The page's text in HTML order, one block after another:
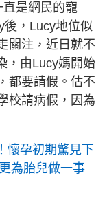
是網民的寵
後，Lucy地位似
關注，近日就不
，由Lucy媽開始
都要請假。估不
校請病假，因為
懷孕初期驚見下
為胎兒做一事